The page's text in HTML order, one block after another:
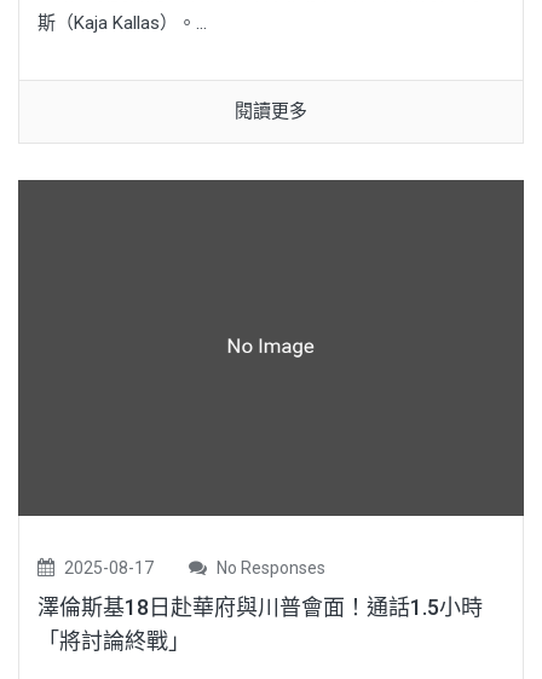
斯（Kaja Kallas）。...
閱讀更多
2025-08-17 No Responses
澤倫斯基18日赴華府與川普會面！通話1.5小時
「將討論終戰」